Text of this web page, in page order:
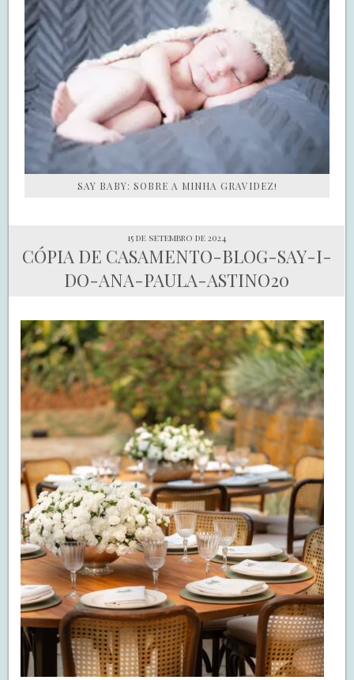
SAY BABY: SOBRE A MINHA GRAVIDEZ!
15 de setembro de 2024
CÓPIA DE CASAMENTO-BLOG-SAY-I-
DO-ANA-PAULA-ASTINO20